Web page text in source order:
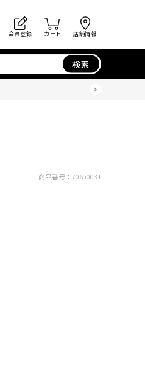
会員登録 カート 店舗情報
検索
商品番号： 70650031